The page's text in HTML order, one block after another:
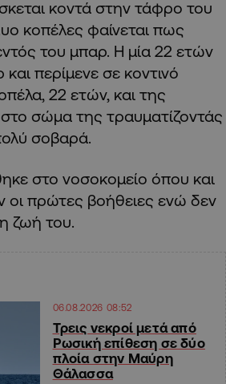
κοντά στην τάφρο του
κοπέλες φαίνεται πως
του μπαρ. Η μία 22 ετών
περίμενε σε κοντινό
22 ετών, και της
σώμα της τραυματίζοντάς
σοβαρά.
στο νοσοκομείο όπου και
οι πρώτες βοήθειες ενώ δεν
η ζωή του.
06.08.2026 08:52
Τρεις νεκροί μετά από
Ρωσική επίθεση σε δύο
πλοία στην Μαύρη
Θάλασσα